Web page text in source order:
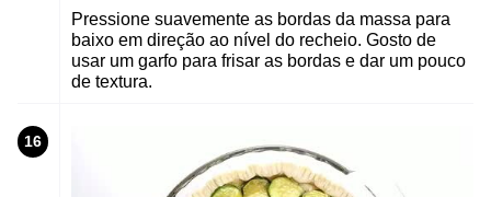
Pressione suavemente as bordas da massa para
baixo em direção ao nível do recheio. Gosto de
usar um garfo para frisar as bordas e dar um pouco
de textura.
16